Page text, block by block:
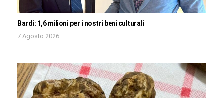
Bardi: 1,6 milioni per i nostri beni culturali
7 Agosto 2026